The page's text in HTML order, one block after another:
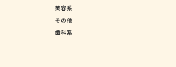
美容系
その他
歯科系